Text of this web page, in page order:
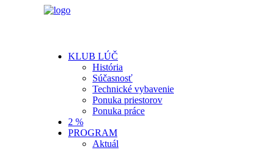
KLUB LÚČ
História
Súčasnosť
Technické vybavenie
Ponuka priestorov
Ponuka práce
2 %
PROGRAM
Aktuál